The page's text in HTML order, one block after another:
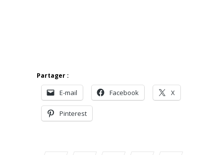
Partager :
E-mail Facebook X
Pinterest